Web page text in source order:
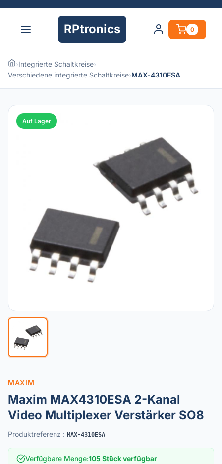
RPtronics 0
›Integrierte Schaltkreise›
Verschiedene integrierte Schaltkreise›MAX-4310ESA
Auf Lager
MAXIM
Maxim MAX4310ESA 2-Kanal
Video Multiplexer Verstärker SO8
Produktreferenz : MAX-4310ESA
Verfügbare Menge:105 Stück verfügbar